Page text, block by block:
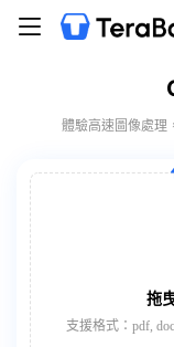
體驗高速圖像處理
拖
支援格式：pdf,